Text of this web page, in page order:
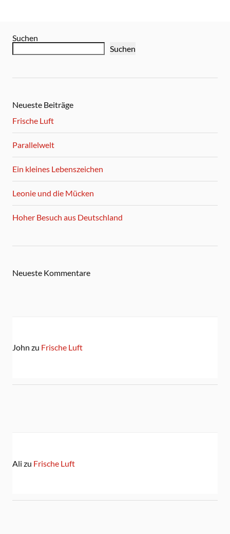
Suchen
Suchen
Neueste Beiträge
Frische Luft
Parallelwelt
Ein kleines Lebenszeichen
Leonie und die Mücken
Hoher Besuch aus Deutschland
Neueste Kommentare
John zu Frische Luft
Ali zu Frische Luft